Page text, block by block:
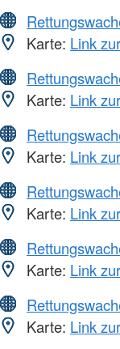
Karte: Link
Karte: Link
Karte: Link
Karte: Link
Karte: Link
Karte: Link